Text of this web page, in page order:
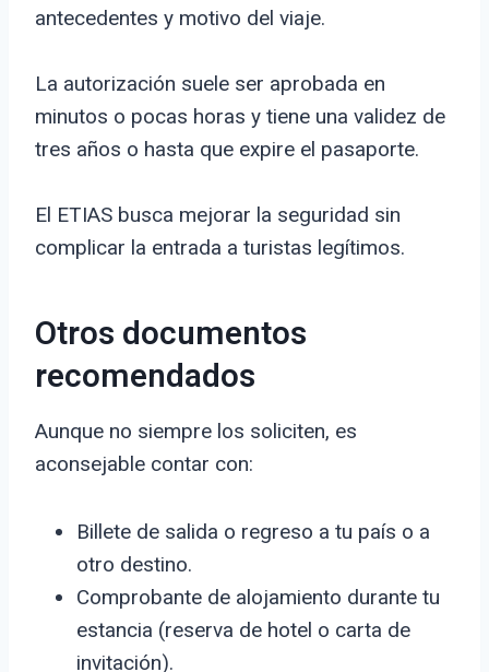
antecedentes y motivo del viaje.
La autorización suele ser aprobada en
minutos o pocas horas y tiene una validez de
tres años o hasta que expire el pasaporte.
El ETIAS busca mejorar la seguridad sin
complicar la entrada a turistas legítimos.
Otros documentos
recomendados
Aunque no siempre los soliciten, es
aconsejable contar con:
Billete de salida o regreso a tu país o a
otro destino.
Comprobante de alojamiento durante tu
estancia (reserva de hotel o carta de
invitación).